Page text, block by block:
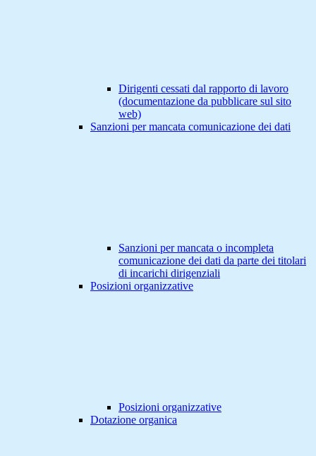
Dirigenti cessati dal rapporto di lavoro
(documentazione da pubblicare sul sito
web)
Sanzioni per mancata comunicazione dei dati
Sanzioni per mancata o incompleta
comunicazione dei dati da parte dei titolari
di incarichi dirigenziali
Posizioni organizzative
Posizioni organizzative
Dotazione organica